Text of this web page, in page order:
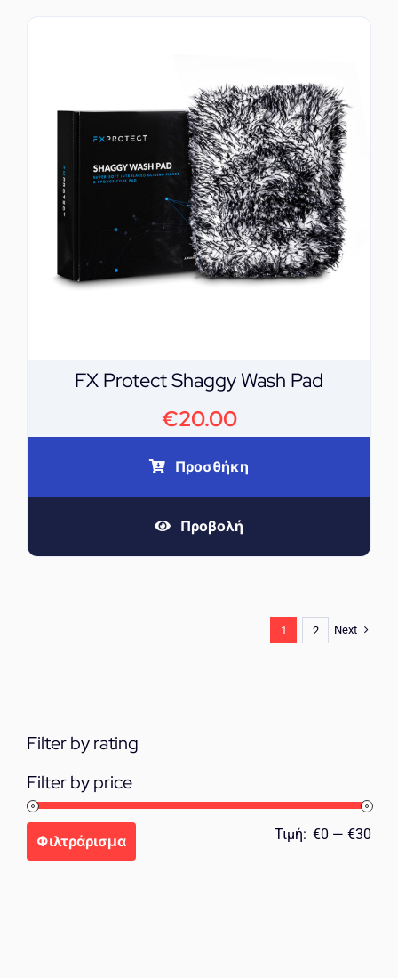
FX Protect Shaggy Wash Pad
€20.00
Προσθήκη
Προβολή
1 2 Next
Filter by rating
Filter by price
Φιλτράρισμα Τιμή: €0 — €30